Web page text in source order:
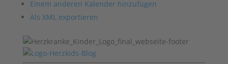
Einem anderen Kalender hinzufügen
Als XML exportieren